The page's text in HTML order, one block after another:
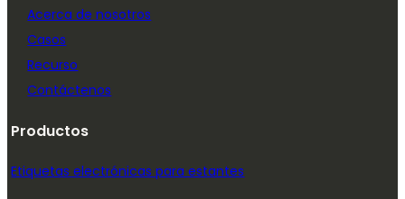
Acerca de nosotros
Casos
Recurso
Contáctenos
Productos
Etiquetas electrónicas para estantes